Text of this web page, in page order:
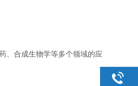
、合成生物学等多个领域的应